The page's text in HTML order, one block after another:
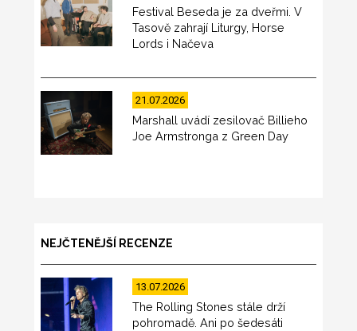
Festival Beseda je za dveřmi. V
Tasově zahrají Liturgy, Horse
Lords i Načeva
21.07.2026
Marshall uvádí zesilovač Billieho
Joe Armstronga z Green Day
NEJČTENĚJŠÍ RECENZE
13.07.2026
The Rolling Stones stále drží
pohromadě. Ani po šedesáti